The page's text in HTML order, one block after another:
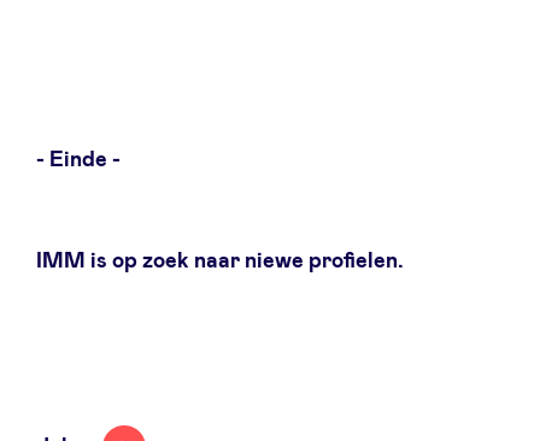
- Einde -
IMM is op zoek naar niewe profielen.